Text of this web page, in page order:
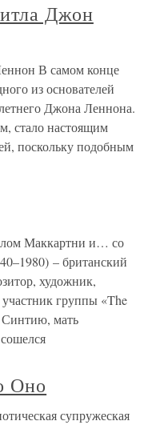
Джон
В самом конце
из основателей
Джона Леннона.
стало настоящим
поскольку подобным
Маккартни и… со
– британский
художник,
группы «The
мать
Оно
супружеская